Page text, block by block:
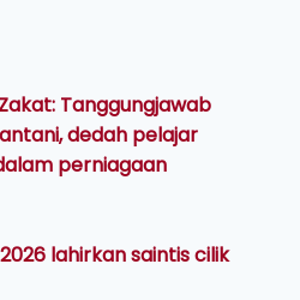
Tanggungjawab
dedah pelajar
perniagaan
lahirkan saintis cilik